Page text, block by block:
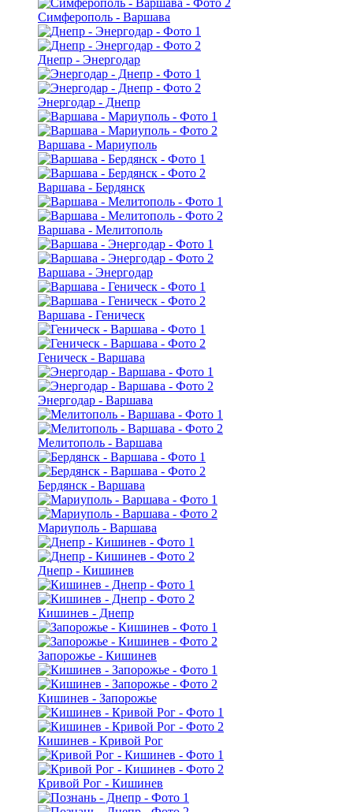
Симферополь - Варшава
Днепр - Энергодар
Энергодар - Днепр
Варшава - Мариуполь
Варшава - Бердянск
Варшава - Мелитополь
Варшава - Энергодар
Варшава - Геническ
Геническ - Варшава
Энергодар - Варшава
Мелитополь - Варшава
Бердянск - Варшава
Мариуполь - Варшава
Днепр - Кишинев
Кишинев - Днепр
Запорожье - Кишинев
Кишинев - Запорожье
Кишинев - Кривой Рог
Кривой Рог - Кишинев